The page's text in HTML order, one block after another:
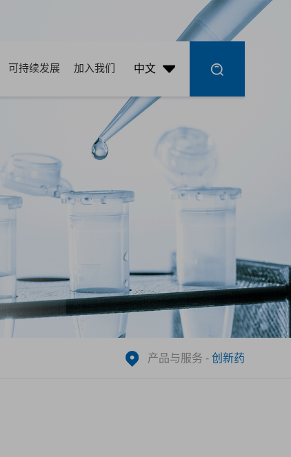
中文
可持续发展 加入我们
产品与服务 - 创新药